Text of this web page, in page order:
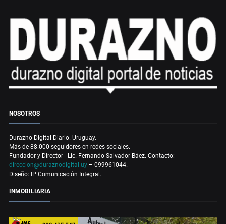
NOSOTROS
Durazno Digital Diario. Uruguay.
Más de 88.000 seguidores en redes sociales.
Fundador y Director - Lic. Fernando Salvador Báez. Contacto:
direccion@duraznodigital.uy – 099961044.
Diseño: IP Comunicación Integral.
INMOBILIARIA